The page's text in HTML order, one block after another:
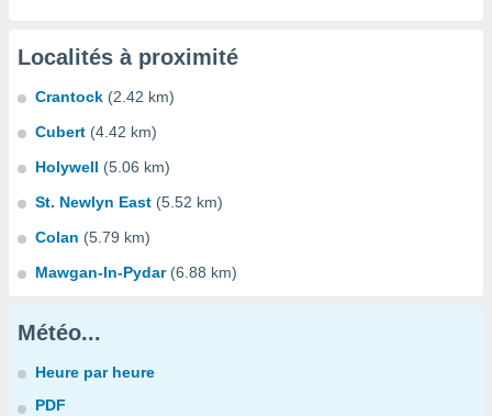
Localités à proximité
Crantock (2.42 km)
Cubert (4.42 km)
Holywell (5.06 km)
St. Newlyn East (5.52 km)
Colan (5.79 km)
Mawgan-In-Pydar (6.88 km)
Météo...
Heure par heure
PDF